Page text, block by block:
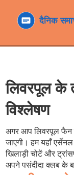
लिवरपूल के
विश्लेषण
अगर आप लिवरपूल फैन
जाएगी। हम यहाँ
खिलाड़ी चोटें और
अपने पसंदीदा क्लब के